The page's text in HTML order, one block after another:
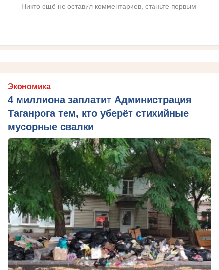
Никто ещё не оставил комментариев, станьте первым.
Экономика
4 миллиона заплатит Администрация
Таганрога тем, кто уберёт стихийные
мусорные свалки